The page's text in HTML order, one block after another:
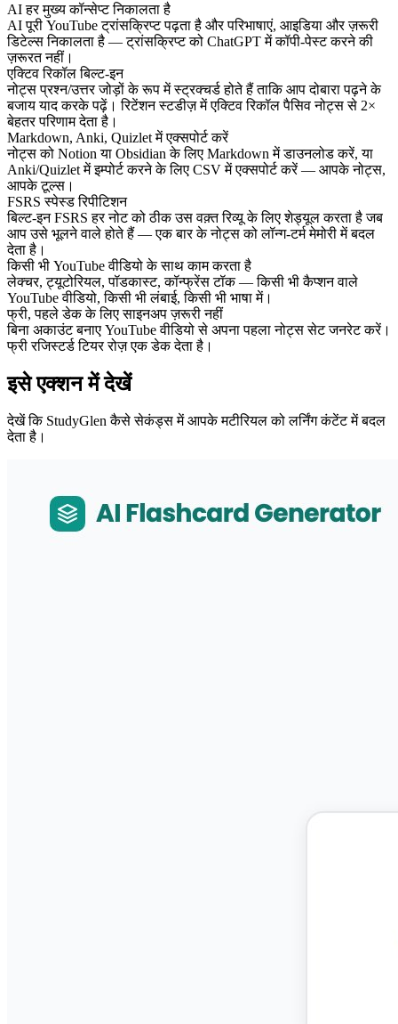
AI हर मुख्य कॉन्सेप्ट निकालता है
AI पूरी YouTube ट्रांसक्रिप्ट पढ़ता है और परिभाषाएं, आइडिया और ज़रूरी
डिटेल्स निकालता है — ट्रांसक्रिप्ट को ChatGPT में कॉपी-पेस्ट करने की
ज़रूरत नहीं।
एक्टिव रिकॉल बिल्ट-इन
नोट्स प्रश्न/उत्तर जोड़ों के रूप में स्ट्रक्चर्ड होते हैं ताकि आप दोबारा पढ़ने के
बजाय याद करके पढ़ें। रिटेंशन स्टडीज़ में एक्टिव रिकॉल पैसिव नोट्स से 2×
बेहतर परिणाम देता है।
Markdown, Anki, Quizlet में एक्सपोर्ट करें
नोट्स को Notion या Obsidian के लिए Markdown में डाउनलोड करें, या
Anki/Quizlet में इम्पोर्ट करने के लिए CSV में एक्सपोर्ट करें — आपके नोट्स,
आपके टूल्स।
FSRS स्पेस्ड रिपीटिशन
बिल्ट-इन FSRS हर नोट को ठीक उस वक़्त रिव्यू के लिए शेड्यूल करता है जब
आप उसे भूलने वाले होते हैं — एक बार के नोट्स को लॉन्ग-टर्म मेमोरी में बदल
देता है।
किसी भी YouTube वीडियो के साथ काम करता है
लेक्चर, ट्यूटोरियल, पॉडकास्ट, कॉन्फ्रेंस टॉक — किसी भी कैप्शन वाले
YouTube वीडियो, किसी भी लंबाई, किसी भी भाषा में।
फ्री, पहले डेक के लिए साइनअप ज़रूरी नहीं
बिना अकाउंट बनाए YouTube वीडियो से अपना पहला नोट्स सेट जनरेट करें।
फ्री रजिस्टर्ड टियर रोज़ एक डेक देता है।
इसे एक्शन में देखें
देखें कि StudyGlen कैसे सेकंड्स में आपके मटीरियल को लर्निंग कंटेंट में बदल
देता है।